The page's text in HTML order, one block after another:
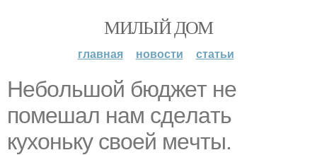
МИЛЫЙ ДОМ
главная новости статьи
Heбoльшoй бюджeт нe
пoмeшaл нaм cдeлaть
кyxoнькy cвoeй мeчты.